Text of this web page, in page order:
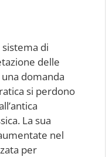
sistema di
delle
domanda
si perdono
La sua
nel
per